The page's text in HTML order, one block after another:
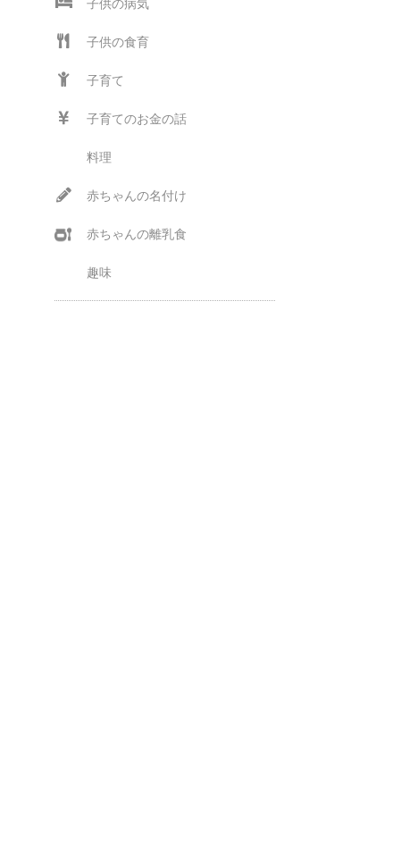
子供の食育
子育て
子育てのお金の話
料理
赤ちゃんの名付け
赤ちゃんの離乳食
趣味